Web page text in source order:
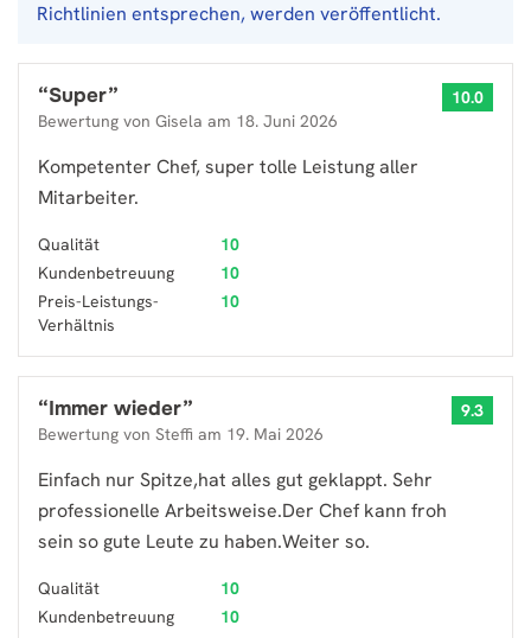
Richtlinien entsprechen, werden veröffentlicht.
“Super”
Bewertung von Gisela am 18. Juni 2026
10.0
Kompetenter Chef, super tolle Leistung aller
Mitarbeiter.
Qualität
10
Kundenbetreuung
10
Preis-Leistungs-
Verhältnis
10
“Immer wieder”
Bewertung von Steffi am 19. Mai 2026
9.3
Einfach nur Spitze,hat alles gut geklappt. Sehr
professionelle Arbeitsweise.Der Chef kann froh
sein so gute Leute zu haben.Weiter so.
Qualität
10
Kundenbetreuung
10